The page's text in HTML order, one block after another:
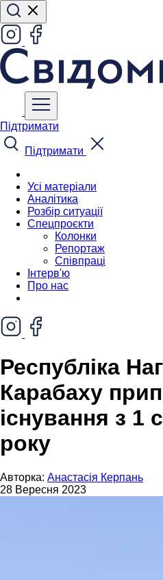
Підтримати
Підтримати
Усі матеріали
Аналітика
Розбір ситуації
Спецпроєкти
Колонки
Репортаж
Співпраці
Інтерв'ю
Про нас
Республіка
Карабаху
існування з 1
року
Авторка: Анастасія Керпань
28 Вересня 2023